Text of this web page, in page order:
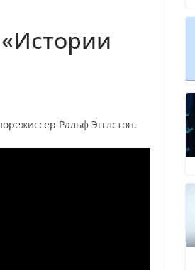
Ральф Эгглстон.